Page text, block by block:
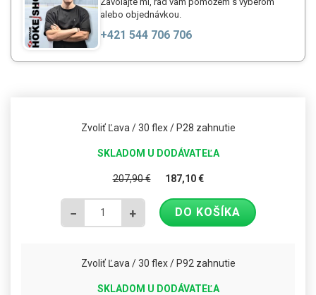
alebo objednávkou.
+421 544 706 706
Zvoliť Ľava / 30 flex / P28 zahnutie
SKLADOM U DODÁVATEĽA
207,90€ 187,10€
− + DO KOŠÍKA
Zvoliť Ľava / 30 flex / P92 zahnutie
SKLADOM U DODÁVATEĽA